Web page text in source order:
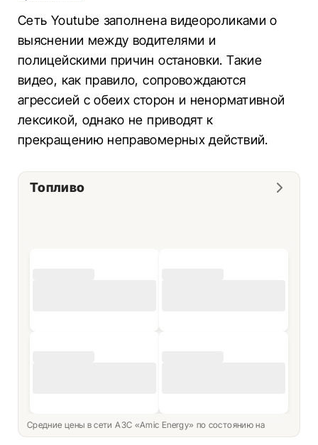
Сеть Youtube заполнена видеороликами о
выяснении между водителями и
полицейскими причин остановки. Такие
видео, как правило, сопровождаются
агрессией с обеих сторон и ненормативной
лексикой, однако не приводят к
прекращению неправомерных действий.
Топливо
Средние цены в сети АЗС «Amic Energy» по состоянию на